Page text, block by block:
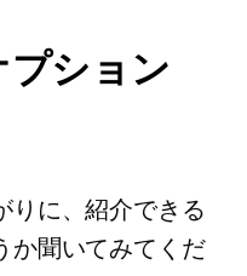
プション
りに、紹介できる
か聞いてみてくだ